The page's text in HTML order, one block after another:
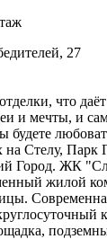
27
что
и мечты, и
будете
на Стелу, Парк
Город. ЖК
жилой